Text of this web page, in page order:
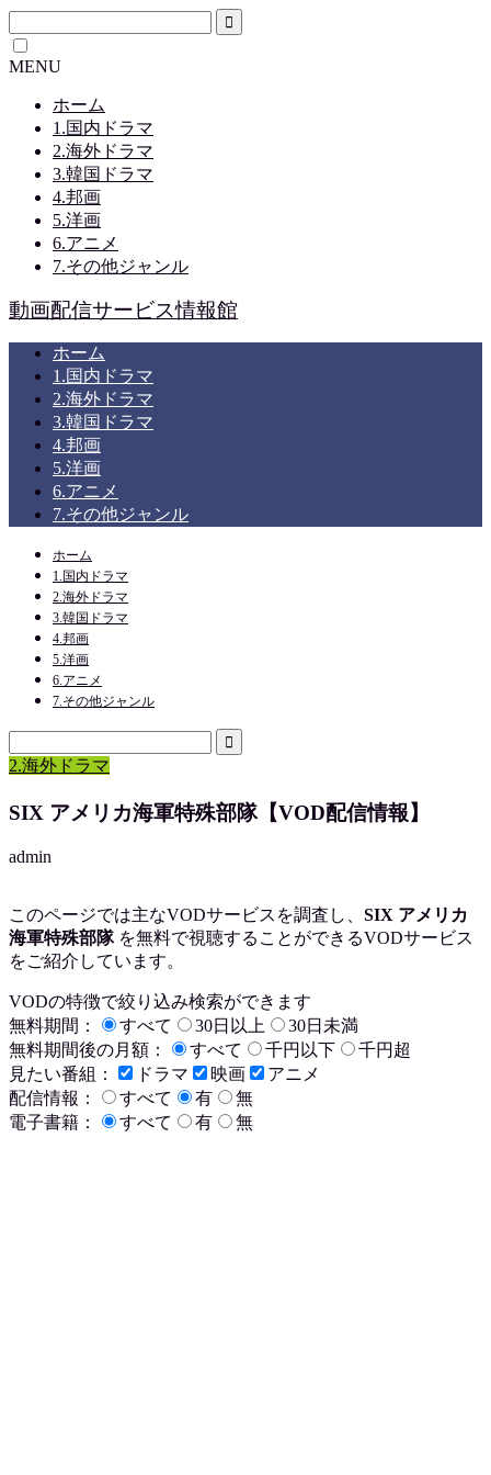
MENU
ホーム
1.国内ドラマ
2.海外ドラマ
3.韓国ドラマ
4.邦画
5.洋画
6.アニメ
7.その他ジャンル
動画配信サービス情報館
ホーム
1.国内ドラマ
2.海外ドラマ
3.韓国ドラマ
4.邦画
5.洋画
6.アニメ
7.その他ジャンル
ホーム
1.国内ドラマ
2.海外ドラマ
3.韓国ドラマ
4.邦画
5.洋画
6.アニメ
7.その他ジャンル
2.海外ドラマ
SIX アメリカ海軍特殊部隊【VOD配信情報】
admin
このページでは主なVODサービスを調査し、 SIX アメリカ
海軍特殊部隊を無料で視聴することができるVODサービス
をご紹介しています。
VODの特徴で絞り込み検索ができます
無料期間：
すべて 30日以上
30日未満
無料期間後の月額：
すべて 千円以下
千円超
見たい番組：
ドラマ 映画
アニメ
配信情報：
すべて 有
無
電子書籍：
すべて 有 無